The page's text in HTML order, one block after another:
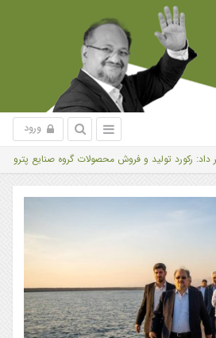
ورود
رکورد تولید و فروش محصولات گروه صنایع پتروشیمی